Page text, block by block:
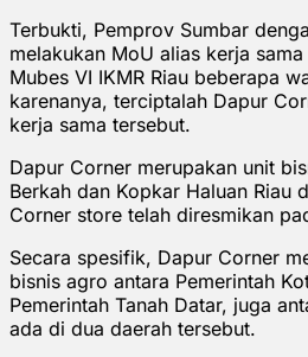
Terbukti, Pemprov Sumbar
melakukan MoU alias kerja
Mubes VI IKMR Riau beberapa
karenanya, terciptalah Dapur
kerja sama tersebut.
Dapur Corner merupakan unit
Berkah dan Kopkar Haluan Riau
Corner store telah diresmikan
Secara spesifik, Dapur Corner
bisnis agro antara Pemerintah
Pemerintah Tanah Datar, juga
ada di dua daerah tersebut.